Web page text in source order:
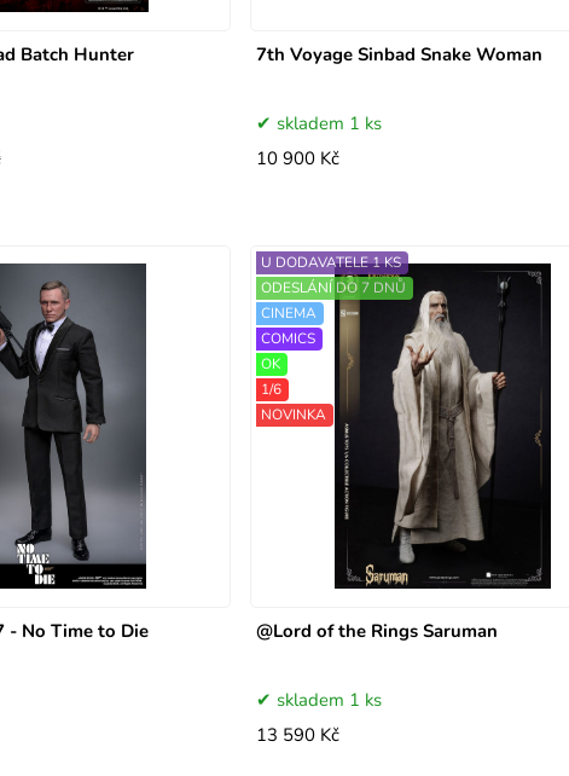
Batch Hunter 7th Voyage Sinbad Snake Woman
skladem 1 ks
10 900 Kč
- No Time to Die @Lord of the Rings Saruman
U DODAVATELE 1 KS
ODESLÁNÍ DO 7 DNŮ
CINEMA
COMICS
OK
1/6
NOVINKA
skladem 1 ks
13 590 Kč